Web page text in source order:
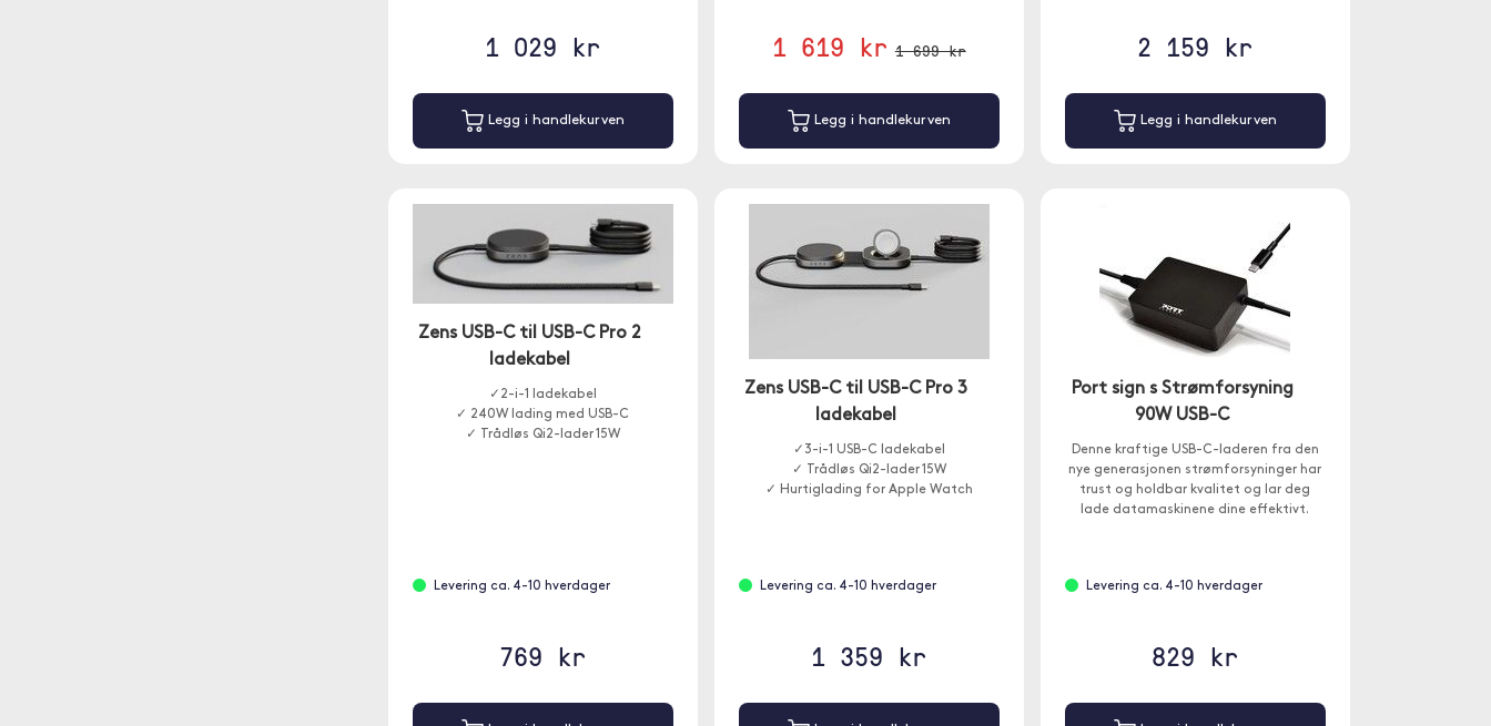
1 029 kr
Legg i handlekurven
1 619 kr 1 699 kr
Legg i handlekurven
2 159 kr
Legg i handlekurven
Zens USB-C til USB-C Pro 2
ladekabel
✓2-i-1 ladekabel
✓ 240W lading med USB-C
✓ Trådløs Qi2-lader 15W
Levering ca. 4-10 hverdager
769 kr
Zens USB-C til USB-C Pro 3
ladekabel
✓3-i-1 USB-C ladekabel
✓ Trådløs Qi2-lader 15W
✓ Hurtiglading for Apple Watch
Levering ca. 4-10 hverdager
1 359 kr
Port sign s Strømforsyning
90W USB-C
Denne kraftige USB-C-laderen fra den
nye generasjonen strømforsyninger har
trust og holdbar kvalitet og lar deg
lade datamaskinene dine effektivt.
Levering ca. 4-10 hverdager
829 kr